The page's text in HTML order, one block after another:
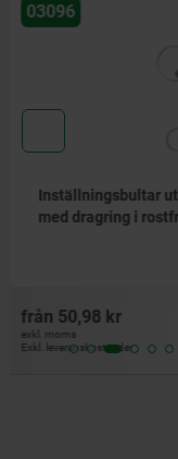
03092
Inställningsbultar
rostfritt stål
från47,42 kr
exkl. moms
Exkl. leveranskostnader